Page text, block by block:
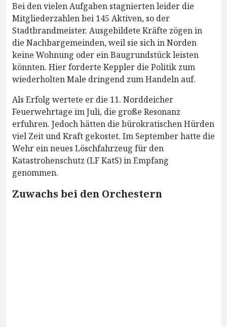
Bei den vielen Aufgaben stagnierten leider die
Mitgliederzahlen bei 145 Aktiven, so der
Stadtbrandmeister. Ausgebildete Kräfte zögen in
die Nachbargemeinden, weil sie sich in Norden
keine Wohnung oder ein Baugrundstück leisten
könnten. Hier forderte Keppler die Politik zum
wiederholten Male dringend zum Handeln auf.
Als Erfolg wertete er die 11. Norddeicher
Feuerwehrtage im Juli, die große Resonanz
erfuhren. Jedoch hätten die bürokratischen Hürden
viel Zeit und Kraft gekostet. Im September hatte die
Wehr ein neues Löschfahrzeug für den
Katastrohenschutz (LF KatS) in Empfang
genommen.
Zuwachs bei den Orchestern